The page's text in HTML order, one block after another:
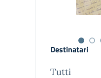
Destinatari
Tutti